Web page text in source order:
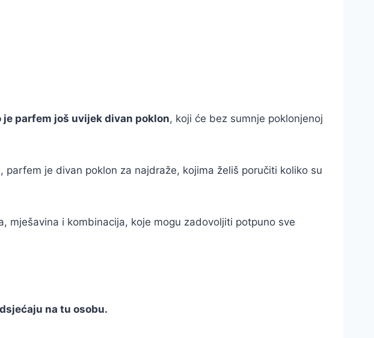
parfem još uvijek divan poklon, koji će bez sumnje poklonjenoj
je divan poklon za najdraže, kojima želiš poručiti koliko su
mješavina i kombinacija, koje mogu zadovoljiti potpuno sve
na tu osobu.